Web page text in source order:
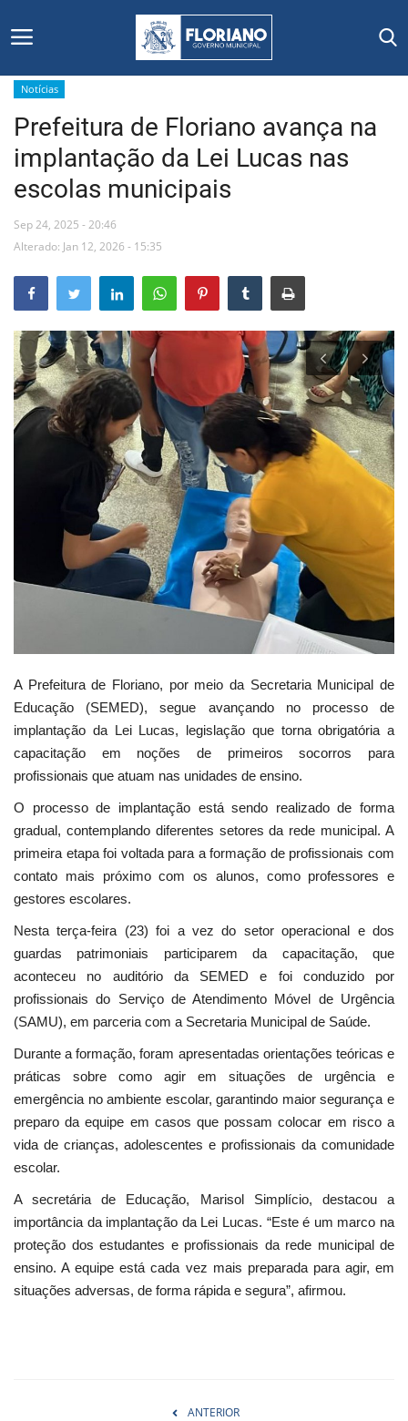
Início
Editais
Floriano
Mural de Licitações
Notícias
Vídeos
Notícias
Prefeitura de Floriano avança na
implantação da Lei Lucas nas
escolas municipais
Sep 24, 2025 - 20:46
Alterado: Jan 12, 2026 - 15:35
A Prefeitura de Floriano, por meio da Secretaria Municipal de
Educação (SEMED), segue avançando no processo de
implantação da Lei Lucas, legislação que torna obrigatória a
capacitação em noções de primeiros socorros para
profissionais que atuam nas unidades de ensino.
O processo de implantação está sendo realizado de forma
gradual, contemplando diferentes setores da rede municipal. A
primeira etapa foi voltada para a formação de profissionais com
contato mais próximo com os alunos, como professores e
gestores escolares.
Nesta terça-feira (23) foi a vez do setor operacional e dos
guardas patrimoniais participarem da capacitação, que
aconteceu no auditório da SEMED e foi conduzido por
profissionais do Serviço de Atendimento Móvel de Urgência
(SAMU), em parceria com a Secretaria Municipal de Saúde.
Durante a formação, foram apresentadas orientações teóricas e
práticas sobre como agir em situações de urgência e
emergência no ambiente escolar, garantindo maior segurança e
preparo da equipe em casos que possam colocar em risco a
vida de crianças, adolescentes e profissionais da comunidade
escolar.
A secretária de Educação, Marisol Simplício, destacou a
importância da implantação da Lei Lucas. “Este é um marco na
proteção dos estudantes e profissionais da rede municipal de
ensino. A equipe está cada vez mais preparada para agir, em
situações adversas, de forma rápida e segura”, afirmou.
ANTERIOR